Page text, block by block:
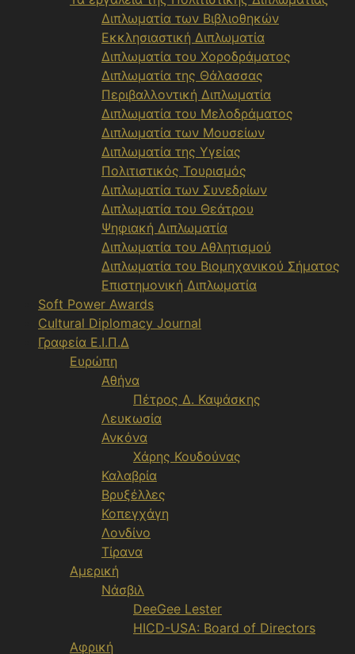
Διπλωματία των Βιβλιοθηκών
Εκκλησιαστική Διπλωματία
Διπλωματία του Χοροδράματος
Διπλωματία της Θάλασσας
Περιβαλλοντική Διπλωματία
Διπλωματία του Μελοδράματος
Διπλωματία των Μουσείων
Διπλωματία της Υγείας
Πολιτιστικός Τουρισμός
Διπλωματία των Συνεδρίων
Διπλωματία του Θεάτρου
Ψηφιακή Διπλωματία
Διπλωματία του Αθλητισμού
Διπλωματία του Βιομηχανικού Σήματος
Επιστημονική Διπλωματία
Soft Power Awards
Cultural Diplomacy Journal
Γραφεία Ε.Ι.Π.Δ
Ευρώπη
Αθήνα
Πέτρος Δ. Καψάσκης
Λευκωσία
Ανκόνα
Χάρης Κουδούνας
Καλαβρία
Βρυξέλλες
Κοπεγχάγη
Λονδίνο
Τίρανα
Αμερική
Νάσβιλ
DeeGee Lester
HICD-USA: Board of Directors
Αφρική